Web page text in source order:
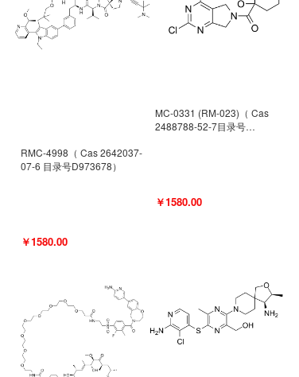
RMC-4998（ Cas 2642037-
07-6 目录号D973678）
￥1580.00
MC-0331 (RM-023)（ Cas
2488788-52-7目录号
￥1580.00